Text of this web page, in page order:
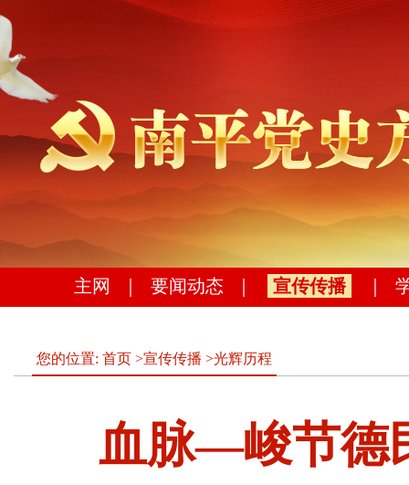
主网 要闻动态 宣传传播
您的位置: 首页 >宣传传播 >光辉历程
血脉—峻节德